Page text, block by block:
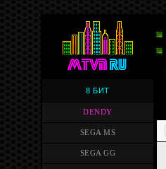
8 БИТ
DENDY
SEGA MS
SEGA GG